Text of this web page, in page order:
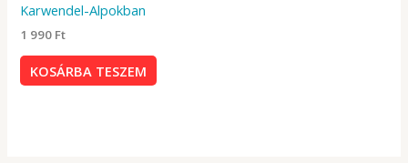
Karwendel-Alpokban
1 990 Ft
KOSÁRBA TESZEM